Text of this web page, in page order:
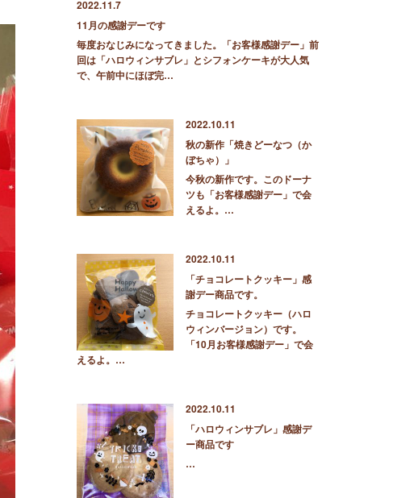
2022.11.7
11月の感謝デーです
毎度おなじみになってきました。「お客様感謝デー」前
回は「ハロウィンサブレ」とシフォンケーキが大人気
で、午前中にほぼ完…
2022.10.11
秋の新作「焼きどーなつ（か
ぼちゃ）」
今秋の新作です。このドーナ
ツも「お客様感謝デー」で会
えるよ。…
2022.10.11
「チョコレートクッキー」感
謝デー商品です。
チョコレートクッキー（ハロ
ウィンバージョン）です。
「10月お客様感謝デー」で会
えるよ。…
2022.10.11
「ハロウィンサブレ」感謝デ
ー商品です
…